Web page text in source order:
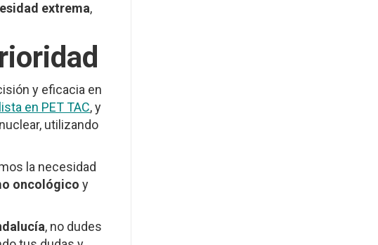
extrema,
y eficacia en
en PET TAC, y
utilizando
la necesidad
oncológico y
, no dudes